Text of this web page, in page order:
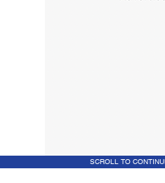
SCROLL TO